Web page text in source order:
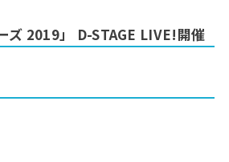
ズ 2019」 D-STAGE LIVE!開催